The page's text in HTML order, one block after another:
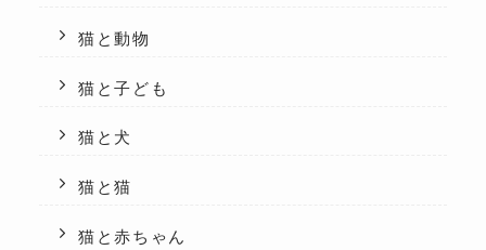
猫と動物
猫と子ども
猫と犬
猫と猫
猫と赤ちゃん